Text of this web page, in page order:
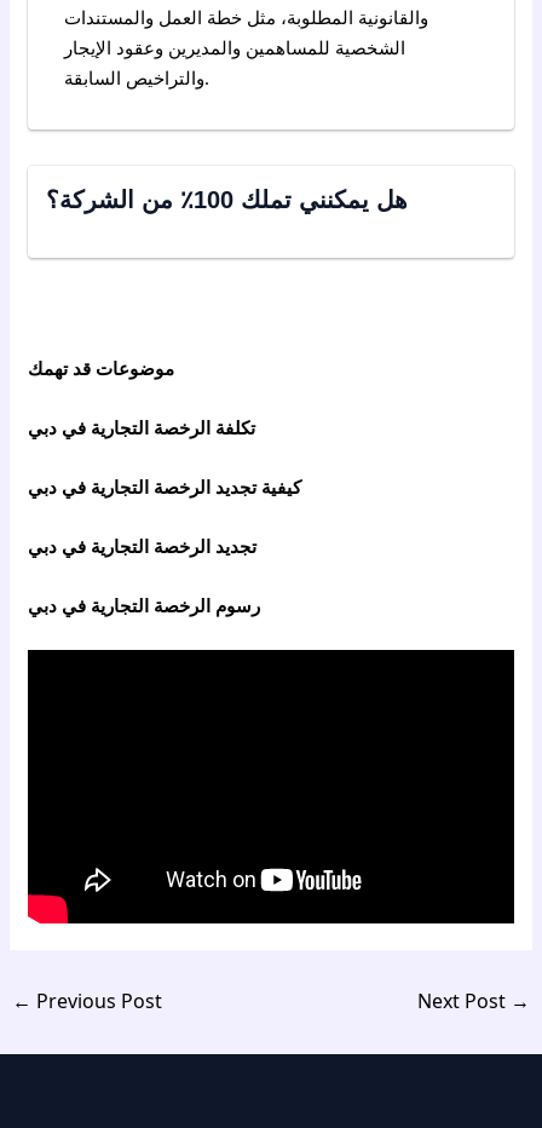
والقانونية المطلوبة، مثل خطة العمل والمستندات
الشخصية للمساهمين والمديرين وعقود الإيجار
والتراخيص السابقة.
هل يمكنني تملك 100٪ من الشركة؟
موضوعات قد تهمك
تكلفة الرخصة التجارية في دبي
كيفية تجديد الرخصة التجارية في دبي
تجديد الرخصة التجارية في دبي
رسوم الرخصة التجارية في دبي
← Previous Post Next Post →